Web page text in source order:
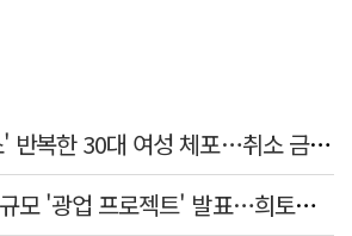
2년간 '주문→취소' 반복한 30대 여성 체포…취소 금액만 400억 원
트럼프, 4조2천억 규모 '광업 프로젝트' 발표…희토류 탈중국 속도